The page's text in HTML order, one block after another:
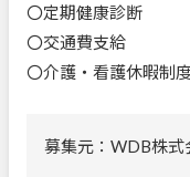
〇定期健康診断
〇交通費支給
〇介護・看護休暇制
募集元：WDB株式